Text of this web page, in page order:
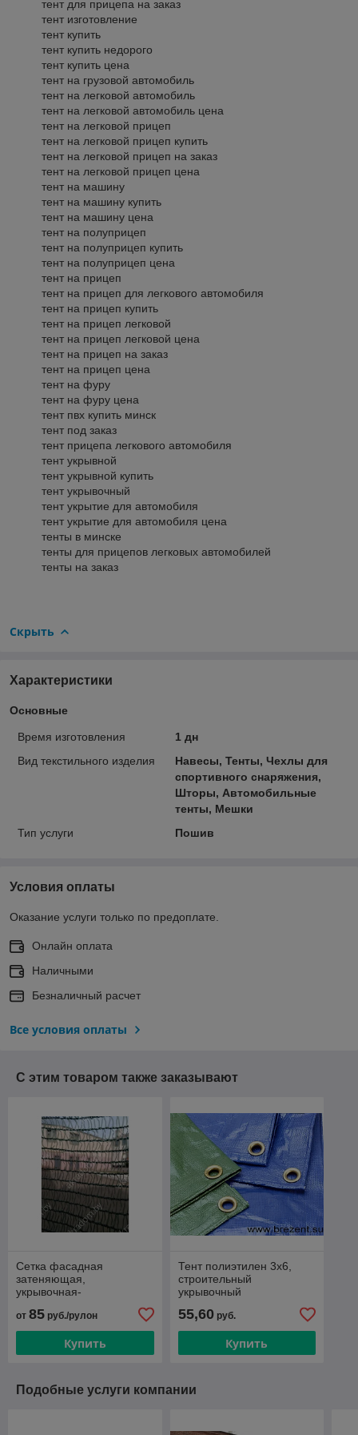
тент для прицепа на заказ
тент изготовление
тент купить
тент купить недорого
тент купить цена
тент на грузовой автомобиль
тент на легковой автомобиль
тент на легковой автомобиль цена
тент на легковой прицеп
тент на легковой прицеп купить
тент на легковой прицеп на заказ
тент на легковой прицеп цена
тент на машину
тент на машину купить
тент на машину цена
тент на полуприцеп
тент на полуприцеп купить
тент на полуприцеп цена
тент на прицеп
тент на прицеп для легкового автомобиля
тент на прицеп купить
тент на прицеп легковой
тент на прицеп легковой цена
тент на прицеп на заказ
тент на прицеп цена
тент на фуру
тент на фуру цена
тент пвх купить минск
тент под заказ
тент прицепа легкового автомобиля
тент укрывной
тент укрывной купить
тент укрывочный
тент укрытие для автомобиля
тент укрытие для автомобиля цена
тенты в минске
тенты для прицепов легковых автомобилей
тенты на заказ
Скрыть
Характеристики
Основные
Время изготовления
1 дн
Вид текстильного изделия
Навесы, Тенты, Чехлы для
спортивного снаряжения,
Шторы, Автомобильные
тенты, Мешки
Тип услуги
Пошив
Условия оплаты
Оказание услуги только по предоплате.
Онлайн оплата
Наличными
Безналичный расчет
Все условия оплаты
С этим товаром также заказывают
Сетка фасадная
затеняющая,
укрывочная-
зеленая, плотность 35гр/
м2
от 85 руб./рулон
Купить
Тент полиэтилен 3х6,
строительный
укрывочный
55,60руб.
Купить
Подобные услуги компании